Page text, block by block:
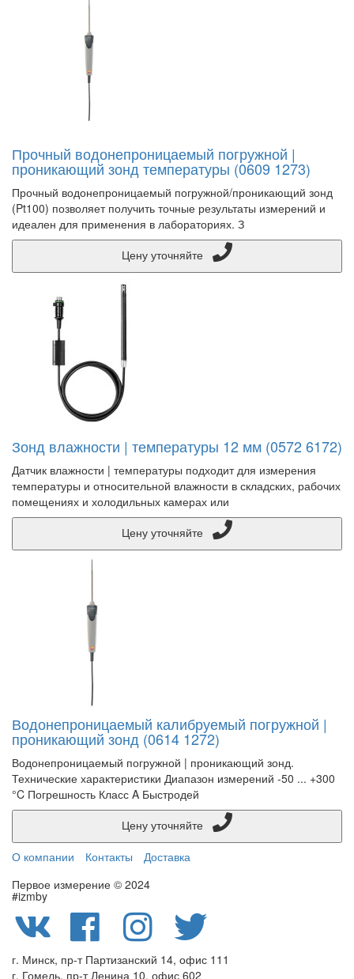
Прочный водонепроницаемый погружной |
проникающий зонд температуры (0609 1273)
Прочный водонепроницаемый погружной/проникающий зонд
(Pt100) позволяет получить точные результаты измерений и
идеален для применения в лабораториях. З
Зонд влажности | температуры 12 мм (0572 6172)
Датчик влажности | температуры подходит для измерения
температуры и относительной влажности в складских, рабочих
помещениях и холодильных камерах или
Водонепроницаемый калибруемый погружной |
проникающий зонд (0614 1272)
Водонепроницаемый погружной | проникающий зонд.
Технические характеристики Диапазон измерений -50 ... +300
°C Погрешность Класс A Быстродей
О компании
Контакты
Доставка
Первое измерение © 2024
#izmby
г. Минск, пр-т Партизанский 14, офис 111
г. Гомель, пр-т Ленина 10, офис 602